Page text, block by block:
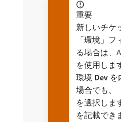
重要
新しいチケ
「環境」
る場合は、
を使用しま
環境​ Dev を
場合でも、
を選択しま
を記載でき